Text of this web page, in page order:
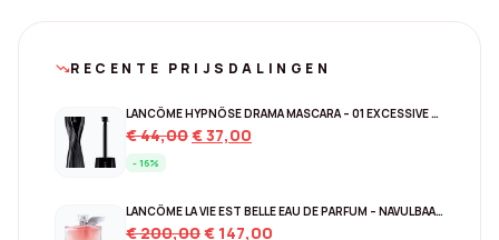
trending_downRECENTE PRIJSDALINGEN
LANCÔME HYPNÔSE DRAMA MASCARA – 01 EXCESSIVE BLACK
€44,00Original
€37,00
- 16%
LANCÔME LA VIE EST BELLE EAU DE PARFUM – NAVULBAAR 150 ML
€200,00Original
€ 147,00